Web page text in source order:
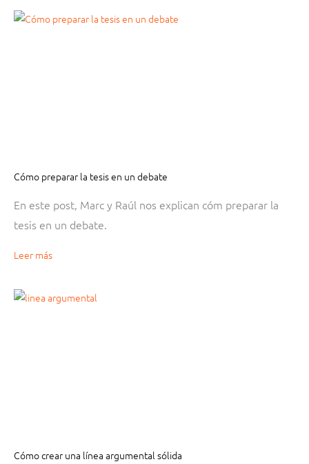
Cómo preparar la tesis en un debate
En este post, Marc y Raúl nos explican cóm preparar la
tesis en un debate.
Leer más
Cómo crear una línea argumental sólida